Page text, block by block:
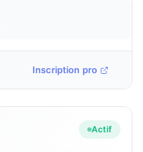
Inscription pro
Actif